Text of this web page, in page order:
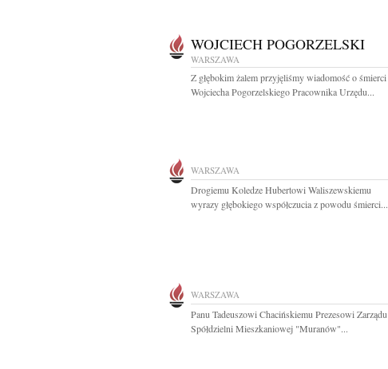
WOJCIECH POGORZELSKI
WARSZAWA
Z głębokim żalem przyjęliśmy wiadomość o śmierci
Wojciecha Pogorzelskiego Pracownika Urzędu...
WARSZAWA
Drogiemu Koledze Hubertowi Waliszewskiemu
wyrazy głębokiego współczucia z powodu śmierci...
WARSZAWA
Panu Tadeuszowi Chacińskiemu Prezesowi Zarządu
Spółdzielni Mieszkaniowej "Muranów"...